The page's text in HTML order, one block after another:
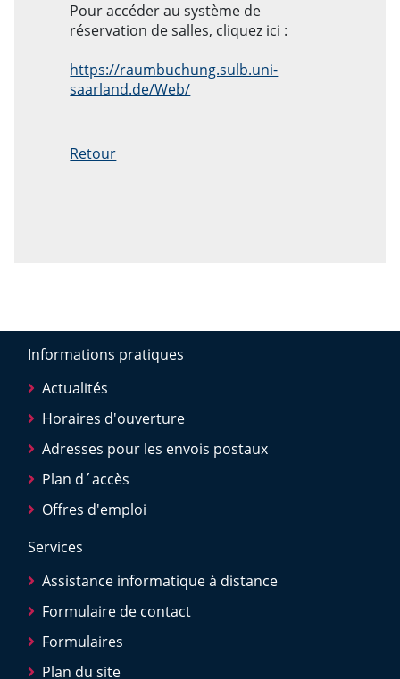
Pour accéder au système de
réservation de salles, cliquez ici :
https://raumbuchung.sulb.uni-
saarland.de/Web/
Retour
Informations pratiques
Actualités
Horaires d'ouverture
Adresses pour les envois postaux
Plan d´accès
Offres d'emploi
Services
Assistance informatique à distance
Formulaire de contact
Formulaires
Plan du site